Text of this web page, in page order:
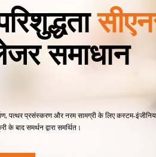
समाधान
पत्थर प्रसंस्करण और नरम सामग्री के लिए कस्टम-
बाद समर्थन द्वारा समर्थित।